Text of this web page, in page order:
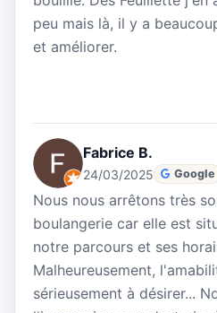
peu mais là, il y a
et améliorer.
Fabrice B.
24/03/2025 Google
Nous nous arrêtons très
boulangerie car elle est
notre parcours et ses
Malheureusement,
sérieusement à désirer...